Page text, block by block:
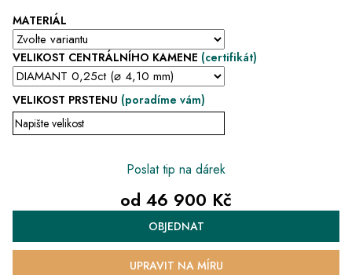
MATERIÁL
VELIKOST CENTRÁLNÍHO KAMENE (certifikát)
VELIKOST PRSTENU (poradíme vám)
Poslat tip na dárek
od 46 900 Kč
Měrná
cena:
OBJEDNAT
UPRAVIT NA MÍRU